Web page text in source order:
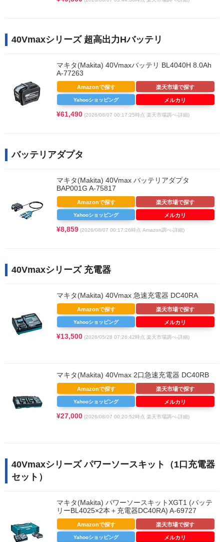
40Vmaxシリーズ 超高出力Hバッテリ
マキタ(Makita) 40Vmaxバッテリ BL4040H 8.0Ah
A-77263
¥61,490 (2026/08/07 00:17:25時点 楽天市場調べ-詳細)
Amazonで探す 楽天市場で探す
Yahooショッピング メルカリ
バッテリアダプタ
マキタ(Makita) 40Vmax バッテリアダプタ
BAP001G A-75817
¥8,859 (2026/08/07 00:17:26時点 Amazon調べ-詳細)
Amazonで探す 楽天市場で探す
Yahooショッピング メルカリ
40Vmaxシリーズ 充電器
マキタ(Makita) 40Vmax 急速充電器 DC40RA
¥13,500 (2026/05/28 07:26:42時点 楽天市場調べ-詳細)
Amazonで探す 楽天市場で探す
Yahooショッピング メルカリ
マキタ(Makita) 40Vmax 2口急速充電器 DC40RB
¥27,000 (2026/08/07 00:20:52時点 楽天市場調べ-詳細)
Amazonで探す 楽天市場で探す
Yahooショッピング メルカリ
40Vmaxシリーズ パワーソースキット（1口充電器
セット）
マキタ(Makita) パワーソースキットXGT1 (バッテ
リーBL4025×2本＋充電器DC40RA) A-69727
Amazonで探す 楽天市場で探す
Yahooショッピング メルカリ